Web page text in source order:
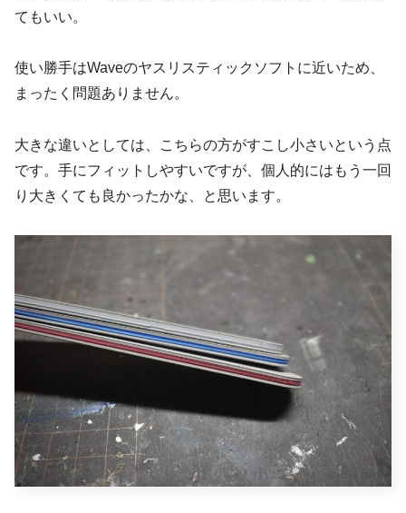
てもいい。
使い勝手はWaveのヤスリスティックソフトに近いため、
まったく問題ありません。
大きな違いとしては、こちらの方がすこし小さいという点
です。手にフィットしやすいですが、個人的にはもう一回
り大きくても良かったかな、と思います。